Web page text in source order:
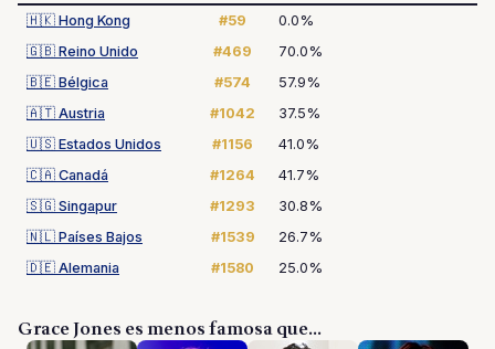
🇭🇰 Hong Kong #59
0.0%
🇬🇧 Reino Unido #469
70.0%
🇧🇪 Bélgica #574
57.9%
🇦🇹 Austria #1042
37.5%
🇺🇸 Estados Unidos #1156
41.0%
🇨🇦 Canadá #1264
41.7%
🇸🇬 Singapur #1293
30.8%
🇳🇱 Países Bajos #1539
26.7%
🇩🇪 Alemania #1580 25.0%
Grace Jones es menos famosa que...